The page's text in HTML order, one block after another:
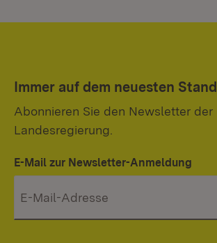
Immer auf dem neuesten Stand
Abonnieren Sie den Newsletter der
Landesregierung.
E-Mail zur Newsletter-Anmeldung